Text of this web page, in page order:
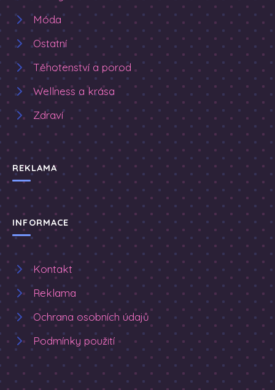
Móda
Ostatní
Těhotenství a porod
Wellness a krása
Zdraví
REKLAMA
INFORMACE
Kontakt
Reklama
Ochrana osobních údajů
Podmínky použití